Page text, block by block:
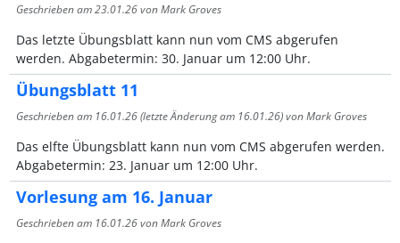
Geschrieben am23.01.26von Mark Groves
Das letzte Übungsblatt kann nun vom CMS abgerufen
werden. Abgabetermin: 30. Januar um 12:00 Uhr.
Übungsblatt 11
Geschrieben am 16.01.26(letzte Änderung am 16.01.26) von Mark Groves
Das elfte Übungsblatt kann nun vom CMS abgerufen werden.
Abgabetermin: 23. Januar um 12:00 Uhr.
Vorlesung am 16. Januar
Geschrieben am 16.01.26von Mark Groves